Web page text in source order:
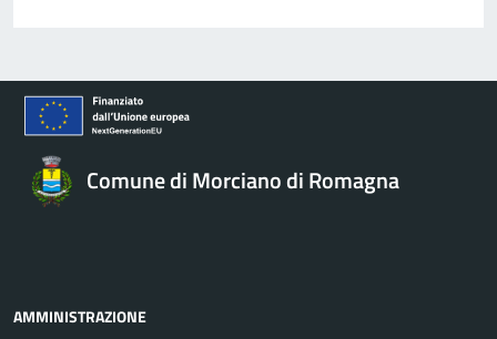
Comune di Morciano di Romagna
AMMINISTRAZIONE